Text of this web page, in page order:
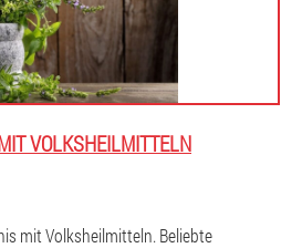
VOLKSHEILMITTELN
mit Volksheilmitteln. Beliebte